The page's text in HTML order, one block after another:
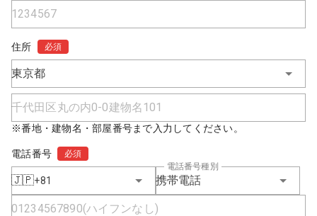
住所 必須
東京都
※番地・建物名・部屋番号まで入力してください。
電話番号 必須
🇯🇵+81 携帯電話
電話番号種別